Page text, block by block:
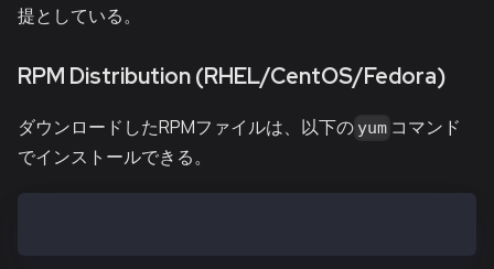
提としている。
RPM Distribution (RHEL/CentOS/Fedora)
ダウンロードしたRPMファイルは、以下の yum コマンド
でインストールできる。